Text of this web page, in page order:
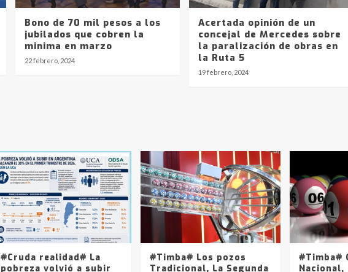
Bono de 70 mil pesos a los
jubilados que cobren la
minima en marzo
22 febrero, 2024
Acertada opinión de un
concejal de Mercedes sobre
la paralización de obras en
la Ruta 5
19 febrero, 2024
#Cruda realidad# La
pobreza volvió a subir
#Timba# Los pozos
Tradicional, La Segunda
#Timba#
Nacional,